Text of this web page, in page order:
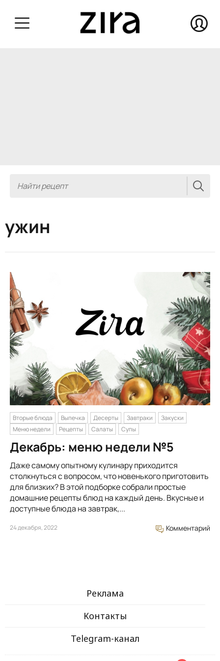
ужин
Вторые блюда Выпечка Десерты Завтраки
Закуски
Меню недели
Рецепты Салаты Супы
Декабрь: меню недели №5
Даже самому опытному кулинару приходится
столкнуться с вопросом, что новенького приготовить
для близких? В этой подборке собрали простые
домашние рецепты блюд на каждый день. Вкусные и
доступные блюда на завтрак,...
24 декабря, 2022 Комментарий
Реклама
Контакты
Telegram-канал